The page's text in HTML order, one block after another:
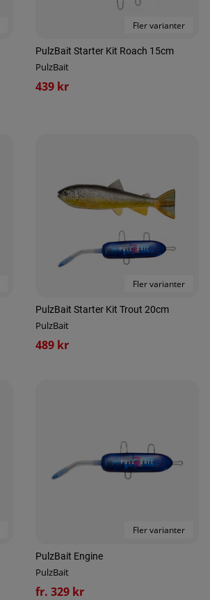
Fler varianter
PulzBait Starter Kit Roach 15cm
PulzBait
439 kr
Fler varianter
PulzBait Starter Kit Trout 20cm
PulzBait
489 kr
Fler varianter
PulzBait Engine
PulzBait
fr. 329 kr